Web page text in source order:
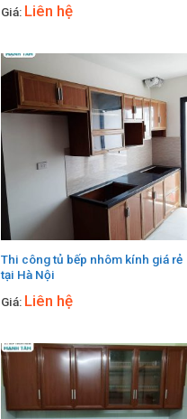
Giá: Liên hệ
Thi công tủ bếp nhôm kính giá rẻ
tại Hà Nội
Giá: Liên hệ